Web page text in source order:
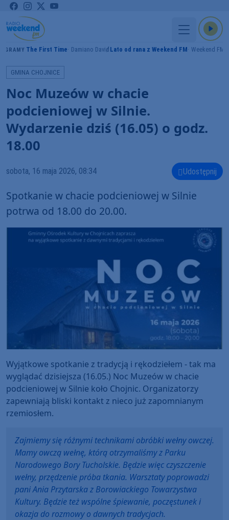
GRAMY The First Time Damiano David Lato od rana z Weekend FM Weekend FM
GMINA CHOJNICE
Noc Muzeów w chacie
podcieniowej w Silnie.
Wydarzenie dziś (16.05) o godz.
18.00
sobota, 16 maja 2026, 08:34 Udostępnij
Spotkanie w chacie podcieniowej w Silnie
potrwa od 18.00 do 20.00.
Wyjątkowe spotkanie z tradycją i rękodziełem - tak ma
wyglądać dzisiejsza (16.05.) Noc Muzeów w chacie
podcieniowej w Silnie koło Chojnic. Organizatorzy
zapewniają bliski kontakt z nieco już zapomnianym
rzemiosłem.
Zajmiemy się różnymi technikami obróbki wełny owczej.
Mamy owczą wełnę, którą otrzymaliśmy z Parku
Narodowego Bory Tucholskie. Będzie więc czyszczenie
wełny, przędzenie próba tkania. Warsztaty poprowadzi
pani Ania Przytarska z Borowiackiego Towarzystwa
Kultury. Będzie też wspólne śpiewanie, poczęstunek i
okazja do rozmowy o dawnych tradycjach.